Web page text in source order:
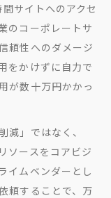
サイトへのアクセ
のコーポレートサ
頼性へのダメージ
をかけずに自力で
が数十万円かかっ
減」ではなく、
ソースをコアビジ
イムベンダーとし
頼することで、万